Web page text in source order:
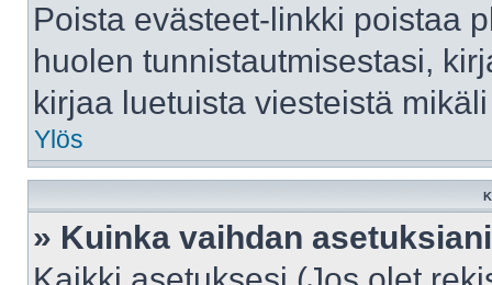
Poista evästeet-linkki poistaa
huolen tunnistautmisestasi,
kirjaa luetuista viesteistä
Ylös
» Kuinka vaihdan